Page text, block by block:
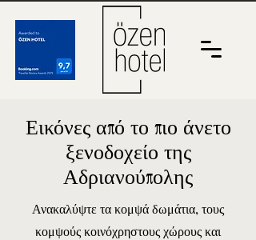
Εικόνες από το πιο άνετο
ξενοδοχείο της
Αδριανούπολης
Ανακαλύψτε τα κομψά δωμάτια, τους
κομψούς κοινόχρηστους χώρους και